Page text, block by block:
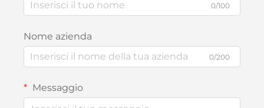
0/100
Nome azienda
0/200
Messaggio